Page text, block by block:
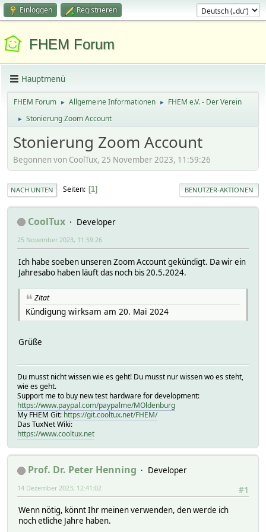
Einloggen Registrieren
FHEM Forum
Hauptmenü
FHEM Forum ► Allgemeine Informationen ► FHEM e.V. - Der Verein
► Stonierung Zoom Account
Stonierung Zoom Account
Begonnen von CoolTux, 25 November 2023, 11:59:26
NACH UNTEN Seiten 1 BENUTZER-AKTIONEN
CoolTux Developer
25 November 2023, 11:59:26
Ich habe soeben unseren Zoom Account gekündigt. Da wir ein
Jahresabo haben läuft das noch bis 20.5.2024.
Zitat
Kündigung wirksam am 20. Mai 2024
Grüße
Du musst nicht wissen wie es geht! Du musst nur wissen wo es steht,
wie es geht.
Support me to buy new test hardware for development:
https://www.paypal.com/paypalme/MOldenburg
My FHEM Git: https://git.cooltux.net/FHEM/
Das TuxNet Wiki:
https://www.cooltux.net
Prof. Dr. Peter Henning
Developer
#1
14 Dezember 2023, 12:41:02
Wenn nötig, könnt Ihr meinen verwenden, den werde ich
noch etliche Jahre haben.